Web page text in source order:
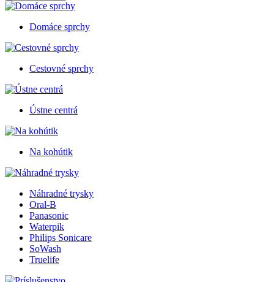
Domáce sprchy
Cestovné sprchy
Ústne centrá
Na kohútik
Náhradné trysky
Oral-B
Panasonic
Waterpik
Philips Sonicare
SoWash
Truelife